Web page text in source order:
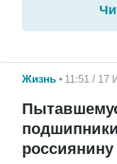
Жизнь 11:51 / 17